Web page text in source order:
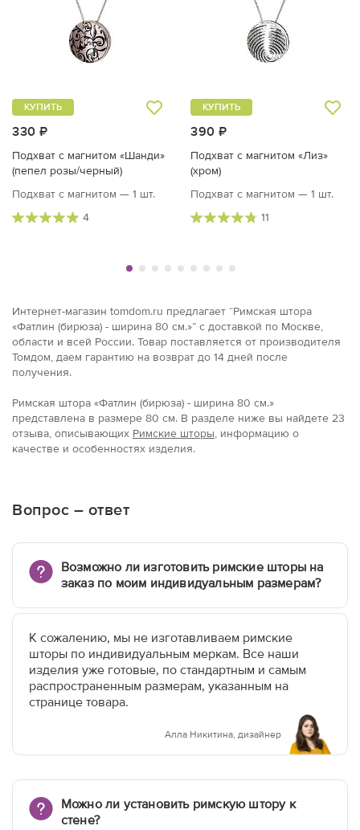
330 ₽
КУПИТЬ
Подхват с магнитом «Шанди»
(пепел розы/черный)
Подхват с магнитом — 1 шт.
4
390 ₽
КУПИТЬ
Подхват с магнитом «Лиз»
(хром)
Подхват с магнитом — 1 шт.
11
Интернет-магазин tomdom.ru предлагает “Римская штора
«Фатлин (бирюза) - ширина 80 см.»” с доставкой по Москве,
области и всей России. Товар поставляется от производителя
Томдом, даем гарантию на возврат до 14 дней после
получения.
Римская штора «Фатлин (бирюза) - ширина 80 см.»
представлена в размерe 80 см. В разделе ниже вы найдете 23
отзыва, описывающих Римские шторы, информацию о
качестве и особенностях изделия.
Вопрос – ответ
Возможно ли изготовить римские шторы на
заказ по моим индивидуальным размерам?
К сожалению, мы не изготавливаем римские
шторы по индивидуальным меркам. Все наши
изделия уже готовые, по стандартным и самым
распространенным размерам, указанным на
странице товара.
Алла Никитина, дизайнер
Можно ли установить римскую штору к
стене?